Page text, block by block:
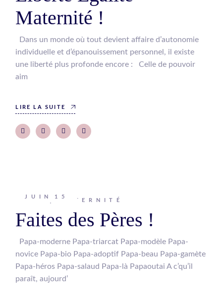
Maternité !
Dans un monde où tout devient affaire d’autonomie
individuelle et d’épanouissement personnel, il existe
une liberté plus profonde encore : Celle de pouvoir
aim
LIRE LA SUITE
JUIN 15
Johanna MATERNITÉ
Faites des Pères !
Papa-moderne Papa-triarcat Papa-modèle Papa-
novice Papa-bio Papa-adoptif Papa-beau Papa-gamète
Papa-héros Papa-salaud Papa-là Papaoutai A c’qu’il
paraît, aujourd’